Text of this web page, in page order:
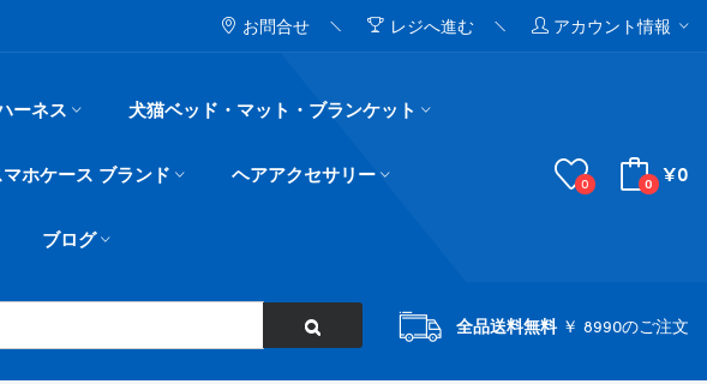
お問合せ レジへ進む アカウント情報
ーネス 犬猫ベッド・マット・ブランケット
マホケース ブランド ヘアアクセサリー
ブログ
0 0 ¥0
全品送料無料￥ 8990のご注文